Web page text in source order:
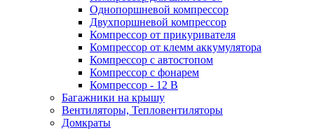
Однопоршневой компрессор
Двухпоршневой компрессор
Компрессор от прикуривателя
Компрессор от клемм аккумулятора
Компрессор с автостопом
Компрессор с фонарем
Компрессор - 12 В
Багажники на крышу
Вентиляторы, Тепловентиляторы
Домкраты